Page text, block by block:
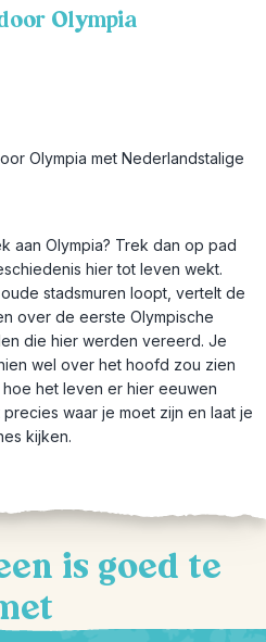
Olympia
Olympia met Nederlandstalige
aan Olympia? Trek dan op pad
hier tot leven wekt.
stadsmuren loopt, vertelt de
over de eerste Olympische
die hier werden vereerd. Je
wel over het hoofd zou zien
het leven er hier eeuwen
waar je moet zijn en laat je
kijken.
is goed te